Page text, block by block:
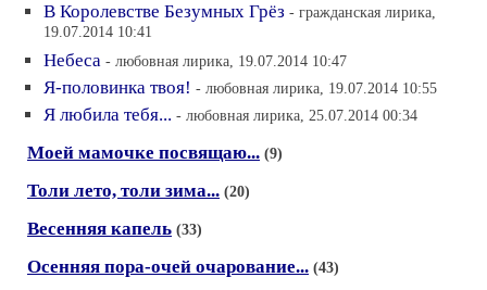
В Королевстве Безумных Грёз - гражданская лирика,
19.07.2014 10:41
Небеса - любовная лирика, 19.07.2014 10:47
Я-половинка твоя! - любовная лирика, 19.07.2014 10:55
Я любила тебя... - любовная лирика, 25.07.2014 00:34
Моей мамочке посвящаю... (9)
Толи лето, толи зима... (20)
Весенняя капель (33)
Осенняя пора-очей очарование... (43)